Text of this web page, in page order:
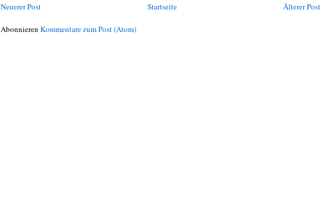
Neuerer Post
Älterer Post
Startseite
Abonnieren Kommentare zum Post (Atom)